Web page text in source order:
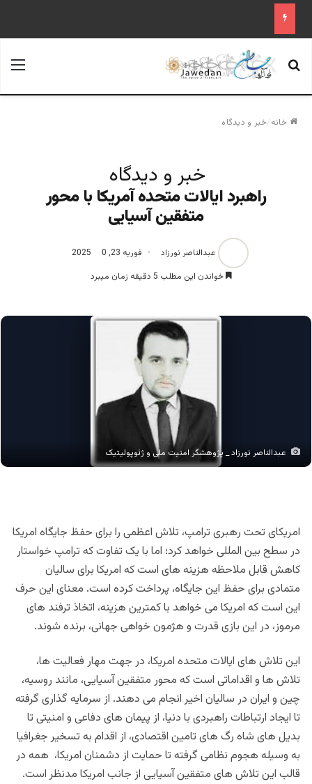
جستجو برای
خانه/خبر و دیدگاه
خبر و دیدگاه
راهبرد ایالات متحده آمریکا با محور
متفقین آسیایی
عبدالناصر نورزاد فوریه 23, 2025
0
خواندن این مطلب 5 دقیقه زمان میبرد
عبدالناصر نورزاد _ پژوهشگر امنیت ملی و ژئوپولیتیک
امریکای تحت رهبری ترامپ، تلاش اعظمی را برای حفظ جایگاه امریکا
در سطح بین المللی خواهد کرد؛ اما با یک تفاوت که ترامپ خواستار
کاهش قابل ملاحظه هزینه های است که امریکا برای سالیان
متمادی برای حفظ این جایگاه، پرداخت کرده است. معنای این حرف
این است که امریکا می خواهد با کمترین هزینه، اتخاذ ترفند های
مرموز، در این بازی قدرت و هژمون خواهی جهانی، برنده شوند.
این تلاش های ایالات متحده امریکا، در جهت مهار فعالیت ها،
تلاش ها و اقداماتی است که محور متفقین آسیایی، مانند روسیه،
چین و ایران در سالیان اخیر انجام می دهند. از سرمایه گذاری گرفته
تا ایجاد ارتباطات راهبردی با دنیا، از پیمان های دفاعی و امنیتی تا
بدیل های شاه رگ های تامین اقتصادی، از اقدام به تسخیر جغرافیا
به وسیله هجوم نظامی گرفته تا حمایت از دشمنان امریکا، همه در
قالب این تلاش های متفقین آسیایی از جانب امریکا مدنظر است.